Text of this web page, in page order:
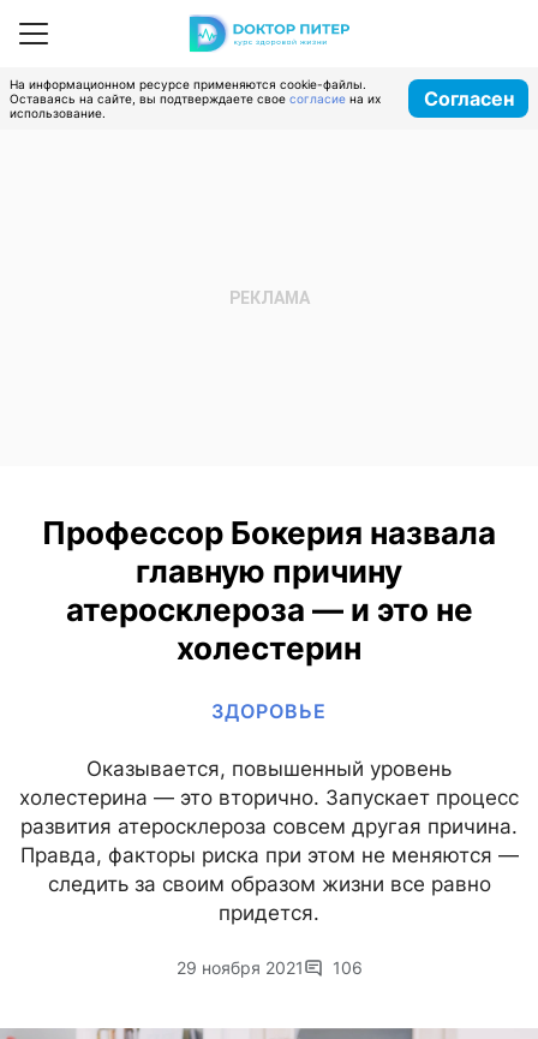
На информационном ресурсе применяются cookie-файлы.
Оставаясь на сайте, вы подтверждаете свое согласие на их
использование.
Согласен
Профессор Бокерия назвала
главную причину
атеросклероза — и это не
холестерин
ЗДОРОВЬЕ
Оказывается, повышенный уровень
холестерина — это вторично. Запускает процесс
развития атеросклероза совсем другая причина.
Правда, факторы риска при этом не меняются —
следить за своим образом жизни все равно
придется.
29 ноября 2021 106